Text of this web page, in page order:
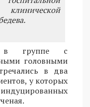
в группе с
головными
в два
у которых